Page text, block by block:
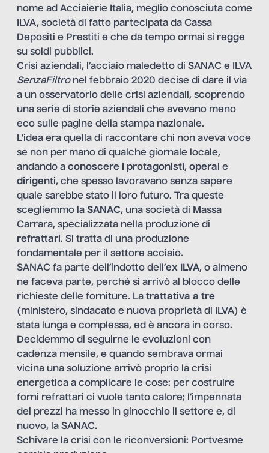
nome ad Acciaierie Italia, meglio conosciuta come
ILVA, società di fatto partecipata da Cassa
Depositi e Prestiti e che da tempo ormai si regge
su soldi pubblici.
Crisi aziendali, l’acciaio maledetto di SANAC e ILVA
SenzaFiltronel febbraio 2020 decise di dare il via
a un osservatorio delle crisi aziendali, scoprendo
una serie di storie aziendali che avevano meno
eco sulle pagine della stampa nazionale.
L’idea era quella di raccontare chi non aveva voce
se non per mano di qualche giornale locale,
andando a conoscere i protagonisti, operai e
dirigenti, che spesso lavoravano senza sapere
quale sarebbe stato il loro futuro. Tra queste
scegliemmo la SANAC, una società di Massa
Carrara, specializzata nella produzione di
refrattari. Si tratta di una produzione
fondamentale per il settore acciaio.
SANAC fa parte dell’indotto dell’ex ILVA, o almeno
ne faceva parte, perché si arrivò al blocco delle
richieste delle forniture. La trattativa a tre
(ministero, sindacato e nuova proprietà di ILVA) è
stata lunga e complessa, ed è ancora in corso.
Decidemmo di seguirne le evoluzioni con
cadenza mensile, e quando sembrava ormai
vicina una soluzione arrivò proprio la crisi
energetica a complicare le cose: per costruire
forni refrattari ci vuole tanto calore; l’impennata
dei prezzi ha messo in ginocchio il settore e, di
nuovo, la SANAC.
Schivare la crisi con le riconversioni: Portvesme